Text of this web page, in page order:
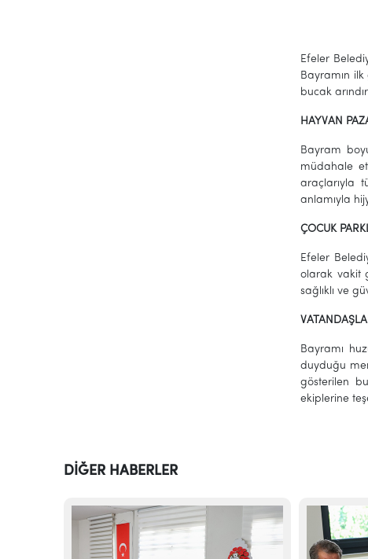
Efeler
Bayramın
bucak
HAYVAN
Bayram
müdahale
araçlarıyla
anlamıyla
ÇOCUK
Efeler
olarak vakit
sağlıklı ve
Bayramı
duyduğu
gösterilen
ekiplerine
DİĞER HABERLER